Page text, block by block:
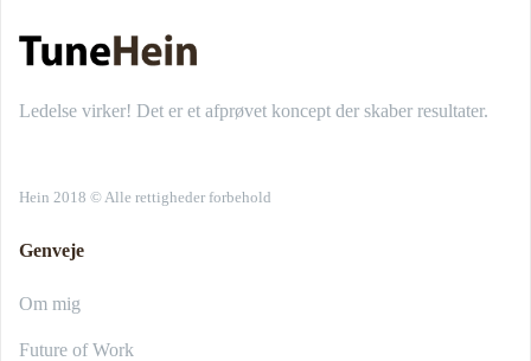
Ledelse virker! Det er et afprøvet koncept der skaber resultater.
Hein 2018 © Alle rettigheder forbehold
Genveje
Om mig
Future of Work